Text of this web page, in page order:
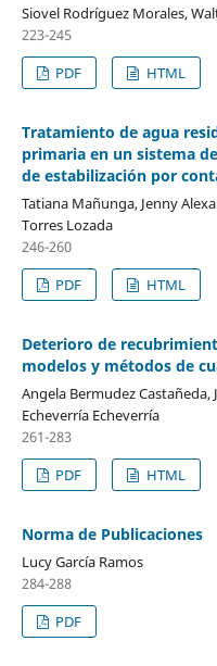
Siovel Rodríguez Morales,
223-245
PDF
HTML
Tratamiento de agua
primaria en un sistema
de estabilización por
Tatiana Mañunga, Jenny
Torres Lozada
246-260
PDF
HTML
Deterioro de
modelos y métodos de
Angela Bermudez Castañeda,
Echeverría Echeverría
261-283
PDF
HTML
Norma de Publicaciones
Lucy García Ramos
284-288
PDF